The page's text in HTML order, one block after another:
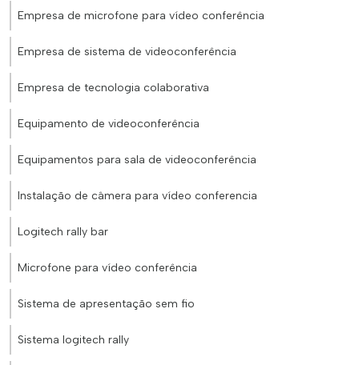
Empresa de microfone para vídeo conferência
Empresa de sistema de videoconferência
Empresa de tecnologia colaborativa
Equipamento de videoconferência
Equipamentos para sala de videoconferência
Instalação de câmera para vídeo conferencia
Logitech rally bar
Microfone para vídeo conferência
Sistema de apresentação sem fio
Sistema logitech rally